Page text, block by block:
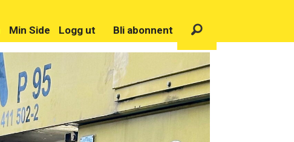
Min Side Logg ut Bli abonnent